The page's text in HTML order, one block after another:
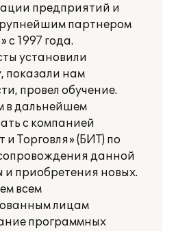
предприятий и
партнером
с 1997 года.
установили
показали нам
провел обучение.
в дальнейшем
с компанией
и Торговля» (БИТ) по
данной
и приобретения новых.
всем
лицам
программных